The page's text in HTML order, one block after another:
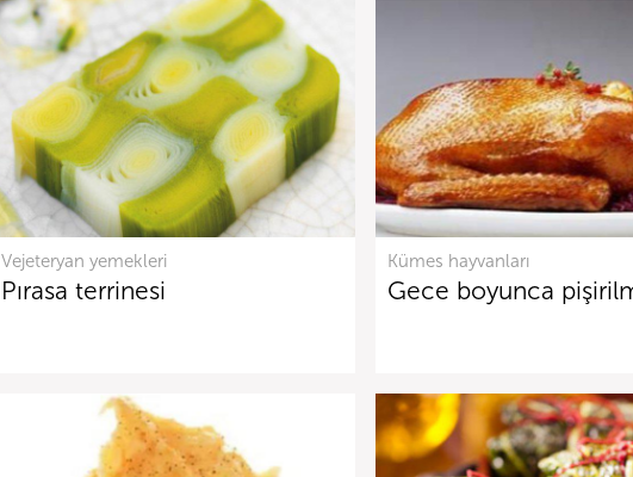
Vejeteryan yemekleri
Pırasa terrinesi
Kümes hayvanları
Gece boyunca